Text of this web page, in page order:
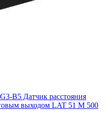
B5 Датчик расстояния
выходом LAT 51 M 500